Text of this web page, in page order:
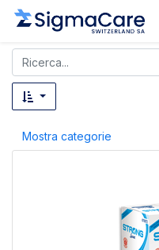
Mostra categorie